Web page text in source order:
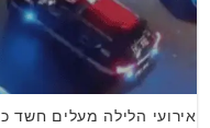
אירועי הלילה מעלים חשד